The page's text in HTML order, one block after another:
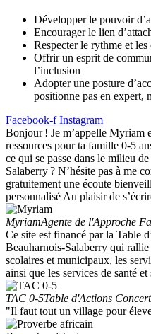
Développer le pouvoir
Encourager le lien
Respecter le rythme et
Offrir un esprit de
l’inclusion
Adopter une posture
positionne pas en expert,
Facebook-f Instagram
Bonjour ! Je m’appelle Myriam
ressources pour ta famille 0-5
ce qui se passe dans le milieu
Salaberry ? N’hésite pas à me
gratuitement une écoute
personnalisé Au plaisir de
MyriamAgente de l'Approche
Ce site est financé par la Table
Beauharnois-Salaberry qui
scolaires et municipaux, les
ainsi que les services de santé
TAC 0-5Table d'Actions
"Il faut tout un village pour